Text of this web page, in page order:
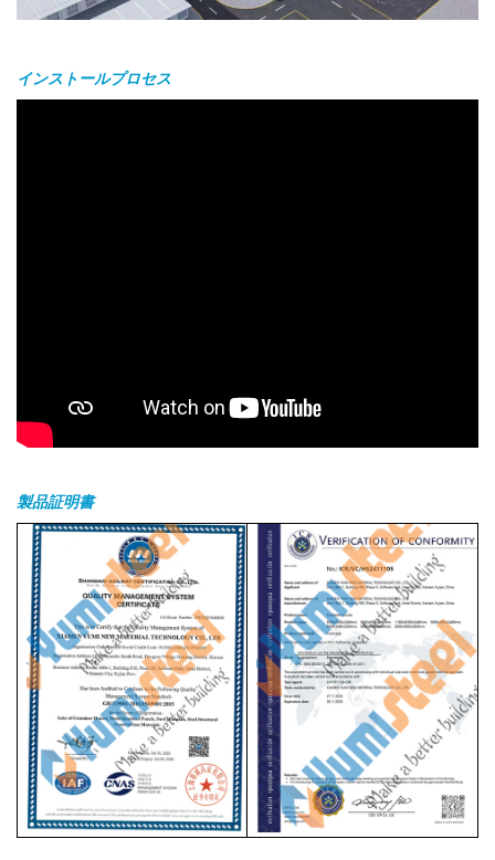
インストールプロセス
製品証明書